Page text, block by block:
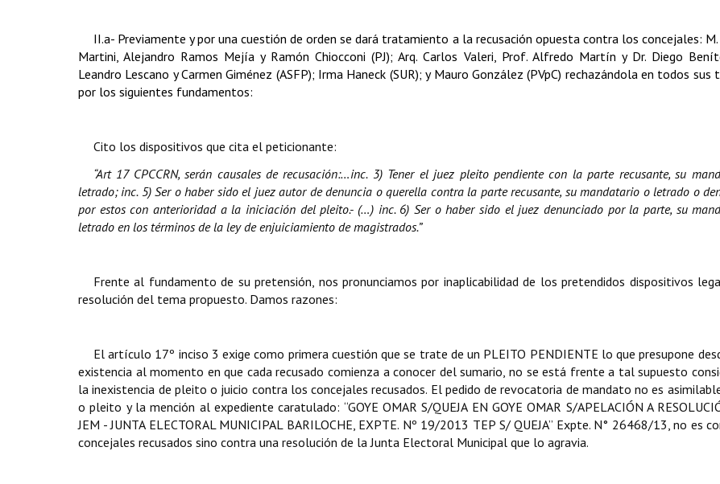
II.a- Previamente y por una cuestión de orden se dará tratamiento a la recusación opuesta contra los concejales: M.
Martini, Alejandro Ramos Mejía y Ramón Chiocconi (PJ); Arq. Carlos Valeri, Prof. Alfredo Martín y Dr. Diego
Leandro Lescano y Carmen Giménez (ASFP); Irma Haneck (SUR); y Mauro González (PVpC) rechazándola en todos sus
por los siguientes fundamentos:
Cito los dispositivos que cita el peticionante:
“Art 17 CPCCRN, serán causales de recusación:…inc. 3) Tener el juez pleito pendiente con la parte recusante, su
letrado; inc. 5) Ser o haber sido el juez autor de denuncia o querella contra la parte recusante, su mandatario o letrado o
por estos con anterioridad a la iniciación del pleito.- (…) inc. 6) Ser o haber sido el juez denunciado por la parte, su
letrado en los términos de la ley de enjuiciamiento de magistrados.”
Frente al fundamento de su pretensión, nos pronunciamos por inaplicabilidad de los pretendidos dispositivos
resolución del tema propuesto. Damos razones:
El artículo 17º inciso 3exige como primera cuestión que se trate de un PLEITO PENDIENTE lo que presupone
existencia al momento en que cada recusado comienza a conocer del sumario, no se está frente a tal supuesto
la inexistencia de pleito o juicio contra los concejales recusados. El pedido de revocatoria de mandato no es
o pleito y la mención al expediente caratulado: “GOYE OMAR S/QUEJA EN GOYE OMAR S/APELACIÓN A
JEM - JUNTA ELECTORAL MUNICIPAL BARILOCHE, EXPTE. Nº 19/2013 TEP S/ QUEJA” Expte. N° 26468/13, no es
concejales recusados sino contra una resolución de la Junta Electoral Municipal que lo agravia.